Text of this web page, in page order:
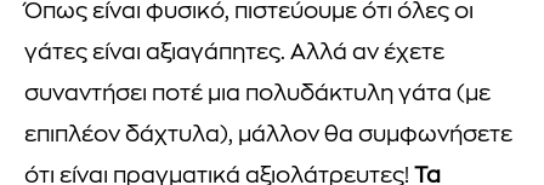
Όπως είναι φυσικό, πιστεύουμε ότι όλες οι
γάτες είναι αξιαγάπητες. Αλλά αν έχετε
συναντήσει ποτέ μια πολυδάκτυλη γάτα (με
επιπλέον δάχτυλα), μάλλον θα συμφωνήσετε
ότι είναι πραγματικά αξιολάτρευτες! Τα